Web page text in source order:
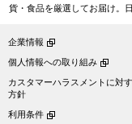
貨・食品を厳選してお届け。
企業情報
個人情報への取り組み
カスタマーハラスメントに対
方針
利用条件